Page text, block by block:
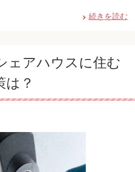
続きを読む
ェアハウスに住む
は？